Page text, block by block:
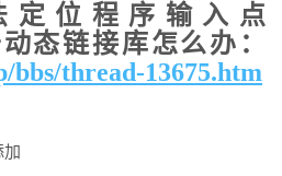
定位程序输入点
态链接库怎么办：
bbs/thread-13675.htm